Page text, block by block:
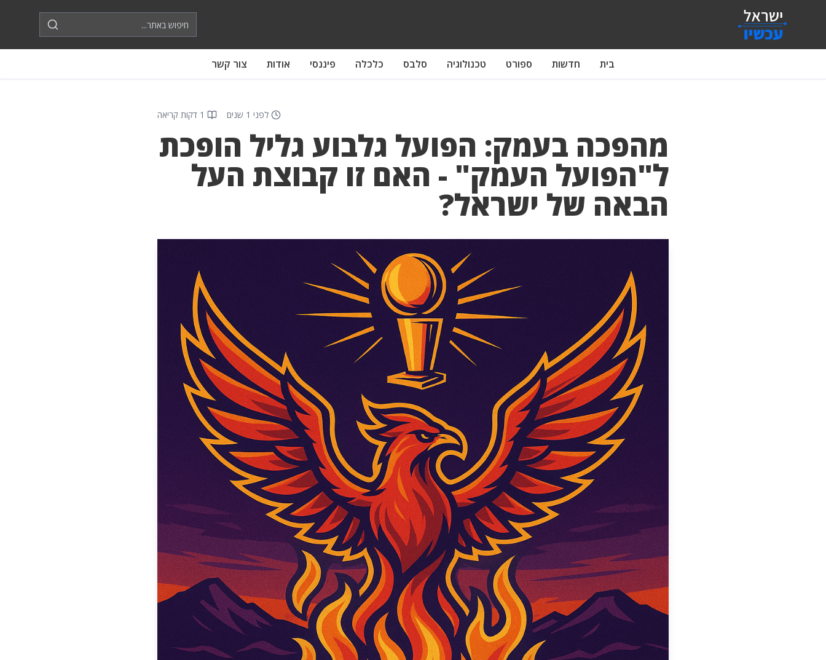
בית חדשות ספורט טכנולוגיה סלבס כלכלה פיננסי אודות צור קשר
לפני 1 שנים 1 דקות קריאה
מהפכה בעמק: הפועל גלבוע גליל הופכת
ל"הפועל העמק" - האם זו קבוצת העל
הבאה של ישראל?